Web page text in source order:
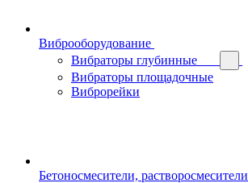
Виброоборудование
Вибраторы глубинные
Вибраторы площадочные
Виброрейки
Бетоносмесители, растворосмесители